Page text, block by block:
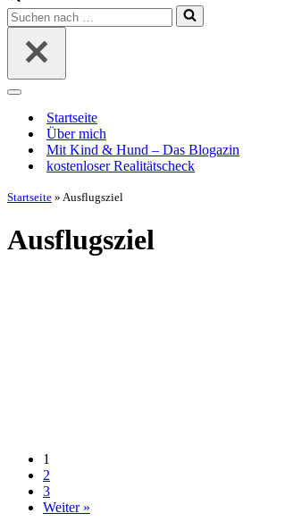
Suchen
nach …
Navigationsmenü
Startseite
Über mich
Mit Kind & Hund – Das Blogazin
kostenloser Realitätscheck
Startseite » Ausflugsziel
Ausflugsziel
1
2
3
Weiter »